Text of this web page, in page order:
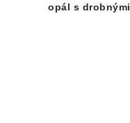
opál s drobnými